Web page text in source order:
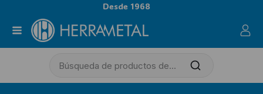
Desde 1968